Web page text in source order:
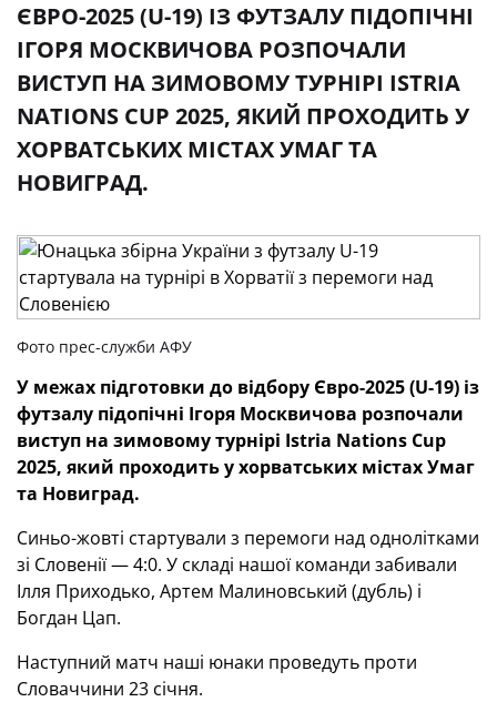
ЄВРО-2025 (U-19) ІЗ ФУТЗАЛУ ПІДОПІЧНІ
ІГОРЯ МОСКВИЧОВА РОЗПОЧАЛИ
ВИСТУП НА ЗИМОВОМУ ТУРНІРІ ISTRIA
NATIONS CUP 2025, ЯКИЙ ПРОХОДИТЬ У
ХОРВАТСЬКИХ МІСТАХ УМАГ ТА
НОВИГРАД.
Фото прес-служби АФУ
У межах підготовки до відбору Євро-2025 (U-19) із
футзалу підопічні Ігоря Москвичова розпочали
виступ на зимовому турнірі Istria Nations Cup
2025, який проходить у хорватських містах Умаг
та Новиград.
Синьо-жовті стартували з перемоги над однолітками
зі Словенії — 4:0. У складі нашої команди забивали
Ілля Приходько, Артем Малиновський (дубль) і
Богдан Цап.
Наступний матч наші юнаки проведуть проти
Словаччини 23 січня.